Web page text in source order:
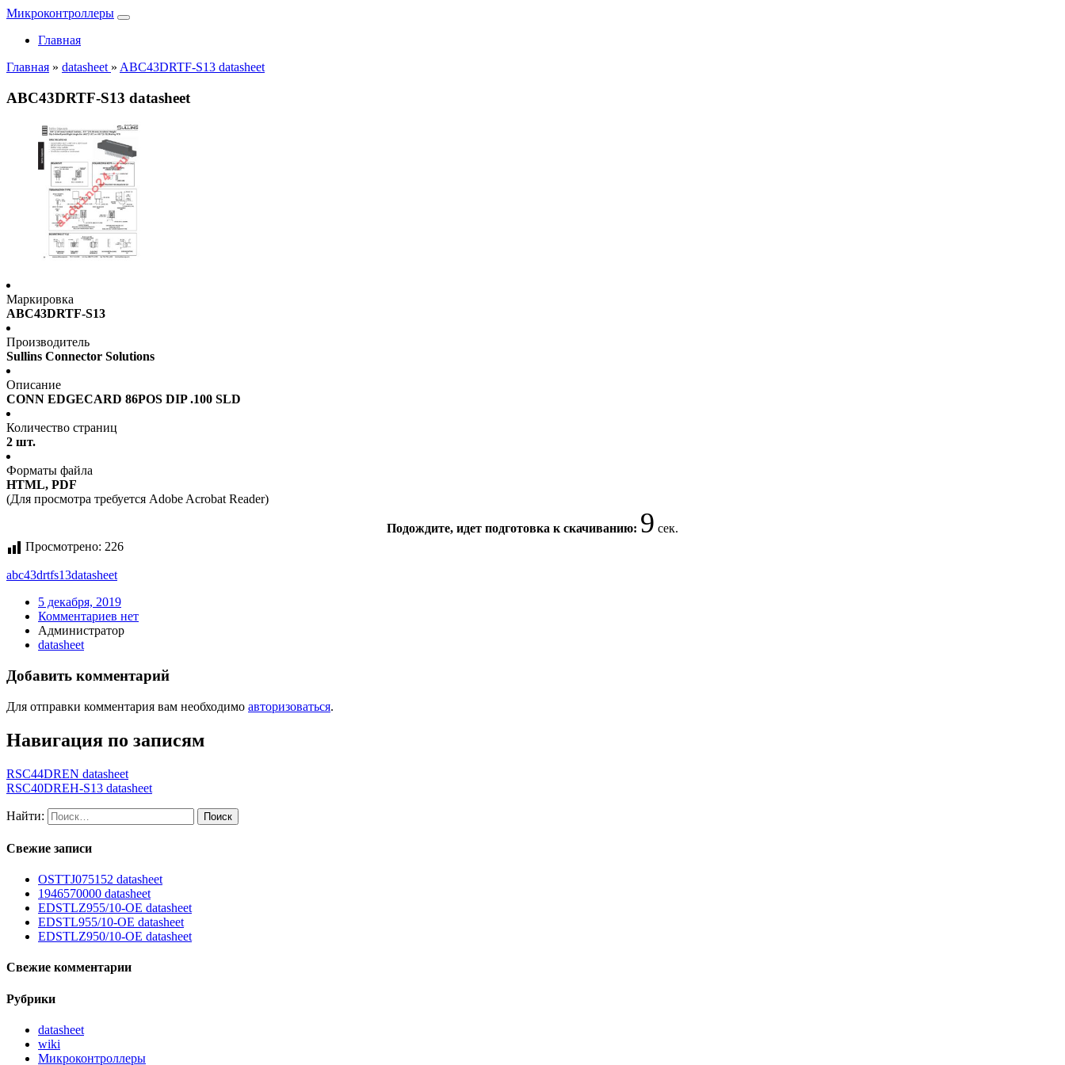
Микроконтроллеры
Главная
Главная » datasheet » ABC43DRTF-S13 datasheet
ABC43DRTF-S13 datasheet
Маркировка
ABC43DRTF-S13
Производитель
Sullins Connector Solutions
Описание
CONN EDGECARD 86POS DIP .100 SLD
Количество страниц
2 шт.
Форматы файла
HTML, PDF
(Для просмотра требуется Adobe Acrobat Reader)
Подождите, идет подготовка к скачиванию: 9 сек.
Просмотрено: 226
abc43drtfs13datasheet
5 декабря, 2019
Комментариев нет
Администратор
datasheet
Добавить комментарий
Для отправки комментария вам необходимо авторизоваться.
Навигация по записям
RSC44DREN datasheet
RSC40DREH-S13 datasheet
Найти:
Свежие записи
OSTTJ075152 datasheet
1946570000 datasheet
EDSTLZ955/10-OE datasheet
EDSTL955/10-OE datasheet
EDSTLZ950/10-OE datasheet
Свежие комментарии
Рубрики
datasheet
wiki
Микроконтроллеры